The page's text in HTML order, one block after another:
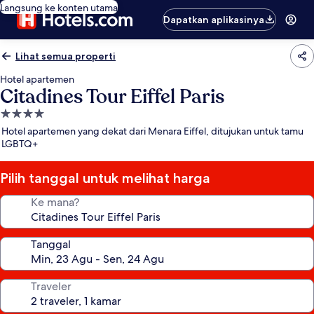
Langsung ke konten utama
Dapatkan aplikasinya
Lihat semua properti
Hotel apartemen
Citadines Tour Eiffel Paris
Properti
bintang
4.0
Hotel apartemen yang dekat dari Menara Eiffel, ditujukan untuk tamu
LGBTQ+
Pilih tanggal untuk melihat harga
Ke mana?
Tanggal
Traveler